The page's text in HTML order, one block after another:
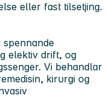
eller fast tilsetjing.
elektiv drift, og
Vi behandlar
kirurgi og